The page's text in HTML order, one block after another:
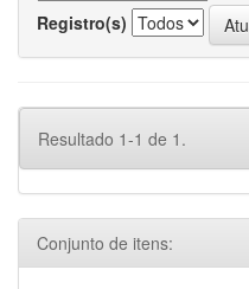
Registro(s)
Resultado 1-1 de 1.
Conjunto de itens: